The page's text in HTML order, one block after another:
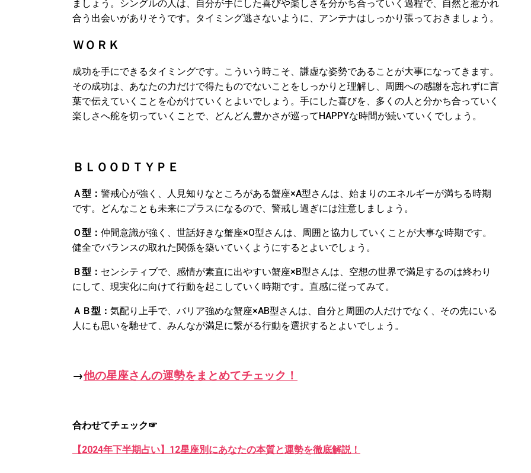
ましょう。シングルの人は、自分が手にした喜びや楽しさを分かち合っていく過程で、自然と惹かれ
合う出会いがありそうです。タイミング逃さないように、アンテナはしっかり張っておきましょう。
ＷＯＲＫ
成功を手にできるタイミングです。こういう時こそ、謙虚な姿勢であることが大事になってきます。
その成功は、あなたの力だけで得たものでないことをしっかりと理解し、周囲への感謝を忘れずに言
葉で伝えていくことを心がけていくとよいでしょう。手にした喜びを、多くの人と分かち合っていく
楽しさへ舵を切っていくことで、どんどん豊かさが巡ってHAPPYな時間が続いていくでしょう。
ＢＬＯＯＤＴＹＰＥ
Ａ型： 警戒心が強く、人見知りなところがある蟹座×A型さんは、 始まりのエネルギーが満ちる時期
です。どんなことも未来にプラスになるので、警戒し過ぎには注意しましょう。
Ｏ型： 仲間意識が強く、世話好きな蟹座×O型さんは、 周囲と協力していくことが大事な時期です。
健全でバランスの取れた関係を築いていくようにするとよいでしょう。
Ｂ型： センシティブで、 感情が素直に出やすい蟹座×B型さんは、 空想の世界で満足するのは終わり
にして、現実化に向けて行動を起こしていく時期です。直感に従ってみて。
ＡＢ型： 気配り上手で、バリア強めな蟹座×AB型さんは、 自分と周囲の人だけでなく、その先にいる
人にも思いを馳せて、みんなが満足に繋がる行動を選択するとよいでしょう。
→他の星座さんの運勢をまとめてチェック！
合わせてチェック☞
【2024年下半期占い】12星座別にあなたの本質と運勢を徹底解説！